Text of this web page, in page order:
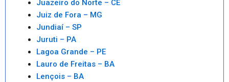
Juazeiro do Norte – CE
Juiz de Fora – MG
Jundiaí – SP
Juruti – PA
Lagoa Grande – PE
Lauro de Freitas – BA
Lençois – BA